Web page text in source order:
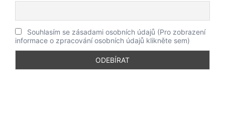
Souhlasím se zásadami osobních údajů (Pro zobrazení
informace o zpracování osobních údajů klikněte sem)